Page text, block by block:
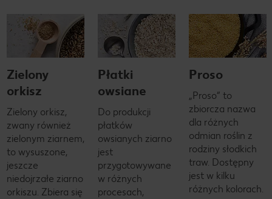
Zielony
orkisz
Zielony orkisz,
zwany również
zielonym ziarnem,
to wysuszone,
jeszcze
niedojrzałe ziarno
orkiszu. Zbiera się
Płatki
owsiane
Do produkcji
płatków
owsianych ziarno
jest
przygotowywane
w różnych
procesach,
Proso
„Proso” to
zbiorcza nazwa
dla różnych
odmian roślin z
rodziny słodkich
traw. Dostępny
jest w kilku
różnych kolorach.